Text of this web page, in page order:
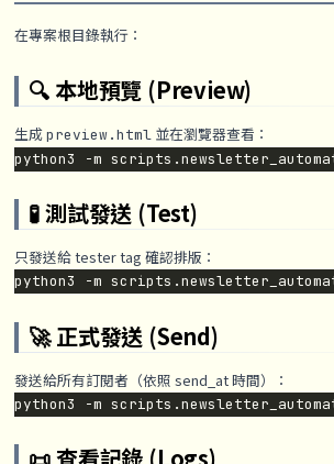
在專案根目錄執行：
🔍 本地預覽 (Preview)
生成preview.html 並在瀏覽器查看：
🧪 測試發送 (Test)
只發送給 tester tag 確認排版：
🚀 正式發送 (Send)
發送給所有訂閱者（依照 send_at 時間）：